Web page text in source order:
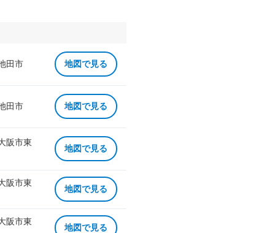
田市 地図で見る
田市 地図で見る
阪市東
地図で見る
阪市東
地図で見る
阪市東
地図で見る